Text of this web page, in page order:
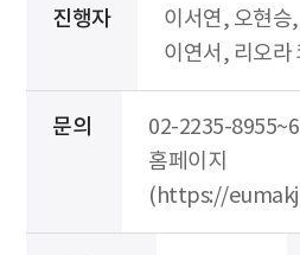
진행자
이서연, 오현승
이연서, 리오라
문의
02-2235-
홈페이지
(https://